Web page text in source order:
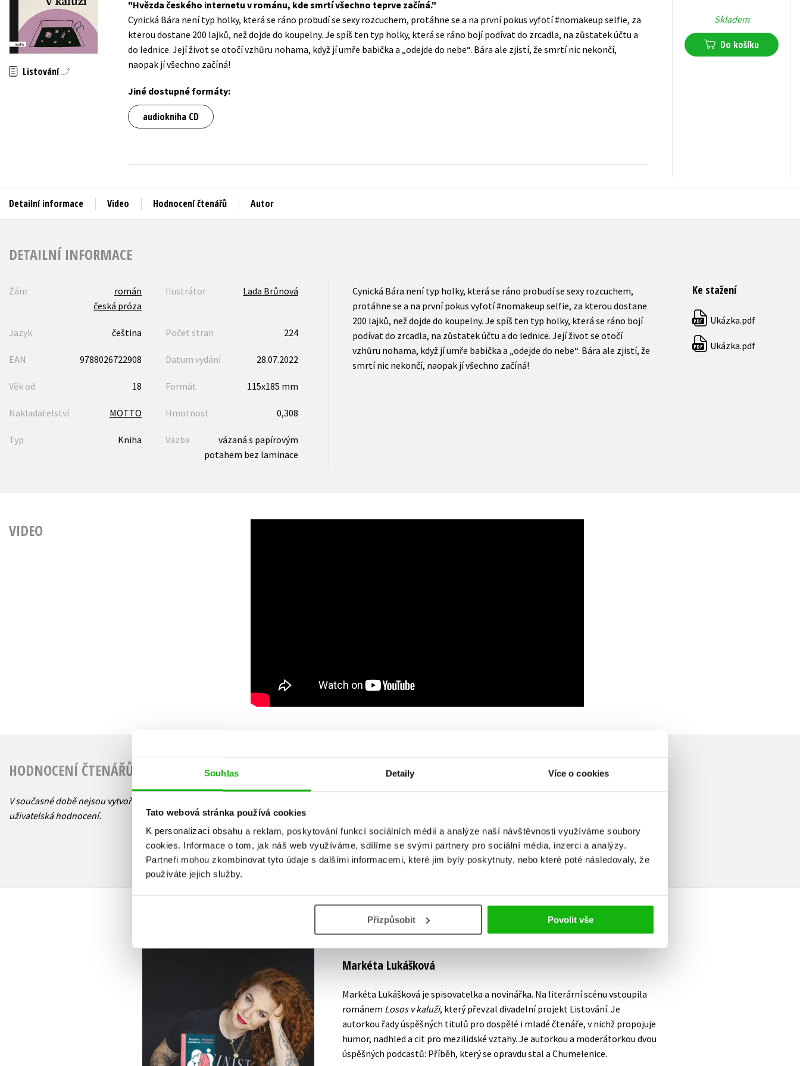
Souhlas Detaily Více o cookies
Tato webová stránka používá cookies
K personalizaci obsahu a reklam, poskytování funkcí sociálních médií a analýze naší návštěvnosti využíváme soubory
cookies. Informace o tom, jak náš web využíváme, sdílíme se svými partnery pro sociální média, inzerci a analýzy.
Partneři mohou zkombinovat tyto údaje s dalšími informacemi, které jim byly poskytnuty, nebo které poté následovaly, že
používáte jejich služby.
Přizpůsobit Povolit vše
Auto - moto
Beletrie pro děti
Beletrie pro dospělé
Byznys a ekonomie
Jazyky
Kalendáře
Kariéra a osobní rozvoj
Komiks
Populárně - naučná pro dospělé
Populárně - naučné pro děti
Předškoláci
Young adult (SK)
Zahraniční literatura
Listování
Hvězda českého internetu v románu, kde smrtí všechno teprve začíná.
Cynická Bára není typ holky, která se ráno probudí se sexy rozcuchem, protáhne se a na první pokus vyfotí #nomakeup selfie, za
kterou dostane 200 lajků, než dojde do koupelny. Je spíš ten typ holky, která se ráno bojí podívat do zrcadla, na zůstatek účtu a
do lednice. Její život se otočí vzhůru nohama, když jí umře babička a „odejde do nebe“. Bára ale zjistí, že smrtí nic nekončí,
naopak jí všechno začíná!
Jiné dostupné formáty:
audiokniha CD
Skladem
Do košíku
Detailní informace Video Hodnocení čtenářů Autor
DETAILNÍ INFORMACE
Žánr
román
česká próza
Ilustrátor Lada Brůnová
Jazyk čeština Počet stran 224
EAN 9788026722908 Datum vydání 28.07.2022
Věk od 18 Formát 115x185 mm
Nakladatelství MOTTO Hmotnost 0,308
Typ Kniha Vazba
vázaná s papírovým
potahem bez laminace
Cynická Bára není typ holky, která se ráno probudí se sexy rozcuchem,
protáhne se a na první pokus vyfotí #nomakeup selfie, za kterou dostane
200 lajků, než dojde do koupelny. Je spíš ten typ holky, která se ráno bojí
podívat do zrcadla, na zůstatek účtu a do lednice. Její život se otočí
vzhůru nohama, když jí umře babička a „odejde do nebe“. Bára ale zjistí, že
smrtí nic nekončí, naopak jí všechno začíná!
Ke stažení
PDF Ukázka.pdf
PDF Ukázka.pdf
VIDEO
HODNOCENÍ ČTENÁŘŮ
V současné době nejsou vytvořena žádná
uživatelská hodnocení.
Přihlásit
AUTOR KNIHY
Markéta Lukášková
Markéta Lukášková je spisovatelka a novinářka. Na literární scénu vstoupila
románem Losos v kaluži, který převzal divadelní projekt Listování. Je
autorkou řady úspěšných titulů pro dospělé i mladé čtenáře, v nichž propojuje
humor, nadhled a cit pro mezilidské vztahy. Je autorkou a moderátorkou dvou
úspěšných podcastů: Příběh, který se opravdu stal a Chumelenice.